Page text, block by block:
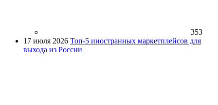
353
17 июля 2026 Топ-5 иностранных маркетплейсов для
выхода из России